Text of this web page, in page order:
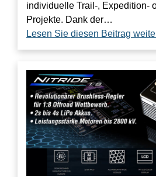
individuelle Trail-, Expedition-
Projekte. Dank der…
Lesen Sie diesen Beitrag